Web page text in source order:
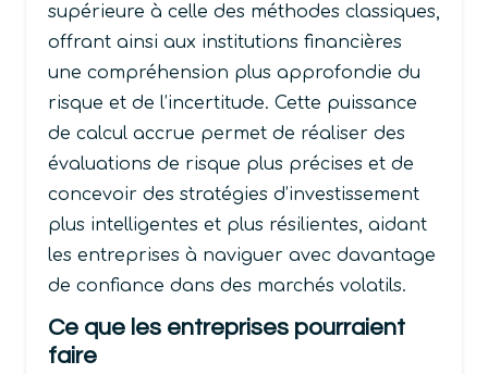
supérieure à celle des méthodes classiques,
offrant ainsi aux institutions financières
une compréhension plus approfondie du
risque et de l’incertitude. Cette puissance
de calcul accrue permet de réaliser des
évaluations de risque plus précises et de
concevoir des stratégies d’investissement
plus intelligentes et plus résilientes, aidant
les entreprises à naviguer avec davantage
de confiance dans des marchés volatils.
Ce que les entreprises pourraient
faire